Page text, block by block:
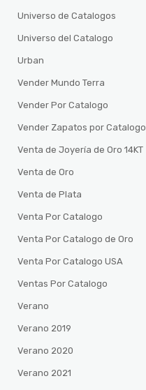
Universo de Catalogos
Universo del Catalogo
Urban
Vender Mundo Terra
Vender Por Catalogo
Vender Zapatos por Catalogo
Venta de Joyería de Oro 14KT
Venta de Oro
Venta de Plata
Venta Por Catalogo
Venta Por Catalogo de Oro
Venta Por Catalogo USA
Ventas Por Catalogo
Verano
Verano 2019
Verano 2020
Verano 2021